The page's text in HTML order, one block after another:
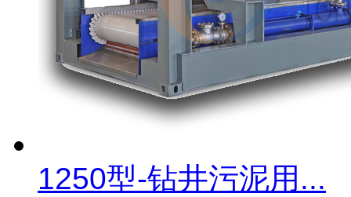
1250型-钻井污泥用...